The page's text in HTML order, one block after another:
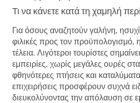
Τι να κάνετε κατά τη χαμηλή
Για όσους αναζητούν γαλήνη,
φιλικές προς τον προϋπολογισμό,
τέλεια. Λιγότεροι τουρίστες
εμπειρίες, χωρίς μεγάλες ουρές
φθηνότερες πτήσεις και
επιχειρήσεις προσφέρουν συχνά
διευκολύνοντας την απόλαυση σε